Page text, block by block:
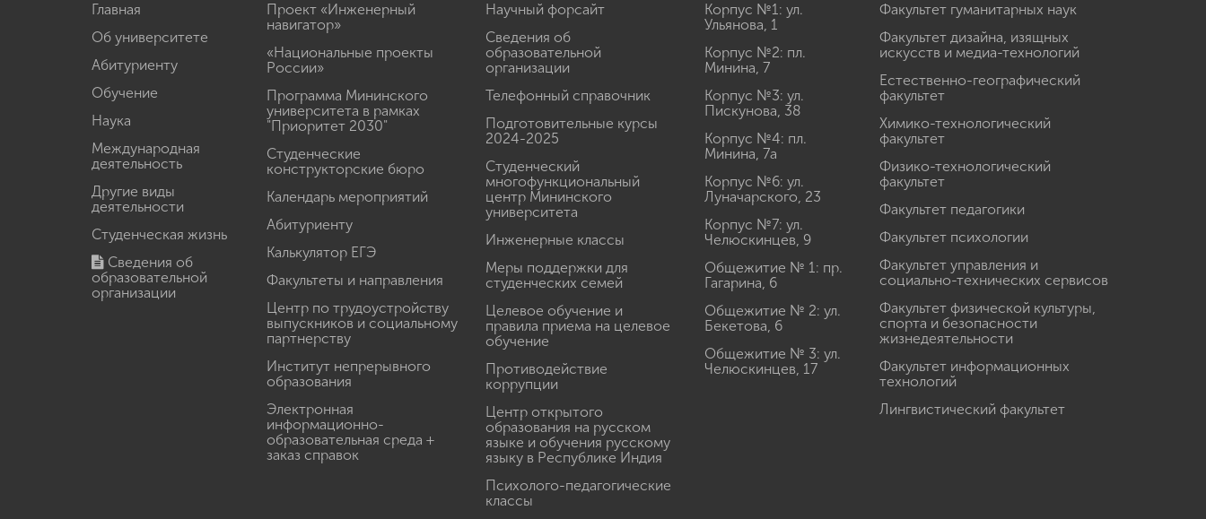
Главная
Об университете
Абитуриенту
Обучение
Наука
Международная
деятельность
Другие виды
деятельности
Студенческая жизнь
Сведения об
образовательной
организации
Проект «Инженерный
навигатор»
«Национальные проекты
России»
Программа Мининского
университета в рамках
"Приоритет 2030"
Студенческие
конструкторские бюро
Календарь мероприятий
Абитуриенту
Калькулятор ЕГЭ
Факультеты и направления
Центр по трудоустройству
выпускников и социальному
партнерству
Институт непрерывного
образования
Электронная
информационно-
образовательная среда +
заказ справок
Научный форсайт
Сведения об
образовательной
организации
Телефонный справочник
Подготовительные курсы
2024-2025
Студенческий
многофункциональный
центр Мининского
университета
Инженерные классы
Меры поддержки для
студенческих семей
Целевое обучение и
правила приема на целевое
обучение
Противодействие
коррупции
Центр открытого
образования на русском
языке и обучения русскому
языку в Республике Индия
Психолого-педагогические
классы
Корпус №1: ул.
Ульянова, 1
Корпус №2: пл.
Минина, 7
Корпус №3: ул.
Пискунова, 38
Корпус №4: пл.
Минина, 7а
Корпус №6: ул.
Луначарского, 23
Корпус №7: ул.
Челюскинцев, 9
Общежитие № 1: пр.
Гагарина, 6
Общежитие № 2: ул.
Бекетова, 6
Общежитие № 3: ул.
Челюскинцев, 17
Факультет гуманитарных наук
Факультет дизайна, изящных
искусств и медиа-технологий
Естественно-географический
факультет
Химико-технологический
факультет
Физико-технологический
факультет
Факультет педагогики
Факультет психологии
Факультет управления и
социально-технических сервисов
Факультет физической культуры,
спорта и безопасности
жизнедеятельности
Факультет информационных
технологий
Лингвистический факультет